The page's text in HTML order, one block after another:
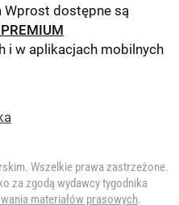
Wprost dostępne są
i w aplikacjach mobilnych
Wszelkie prawa zastrzeżone.
za zgodą wydawcy tygodnika
materiałów prasowych.